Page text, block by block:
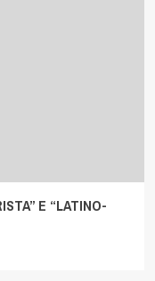
E “LATINO-